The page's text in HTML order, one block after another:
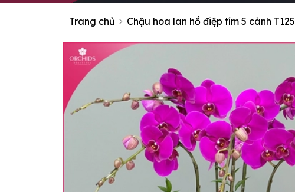
Trang chủ Chậu hoa lan hồ điệp tím 5 cành T125